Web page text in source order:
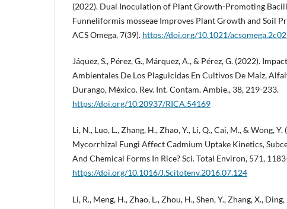
(2022). Dual Inoculation of Plant Growth-Promoting
Funneliformis mosseae Improves Plant Growth and Soil
ACS Omega, 7(39). https://doi.org/10.1021/
Jáquez, S., Pérez, G., Márquez, A., & Pérez, G. (2022).
Ambientales De Los Plaguicidas En Cultivos De Maíz,
Durango, México. Rev. Int. Contam. Ambie., 38, 219-233.
https://doi.org/10.20937/RICA.54169
Li, N., Luo, L., Zhang, H., Zhao, Y., Li, Q., Cai, M., & Wong,
Mycorrhizal Fungi Affect Cadmium Uptake Kinetics,
And Chemical Forms In Rice? Sci. Total Environ, 571,
https://doi.org/10.1016/J.Scitotenv.2016.07.124
Li, R., Meng, H., Zhao, L., Zhou, H., Shen, Y., Zhang, X.,